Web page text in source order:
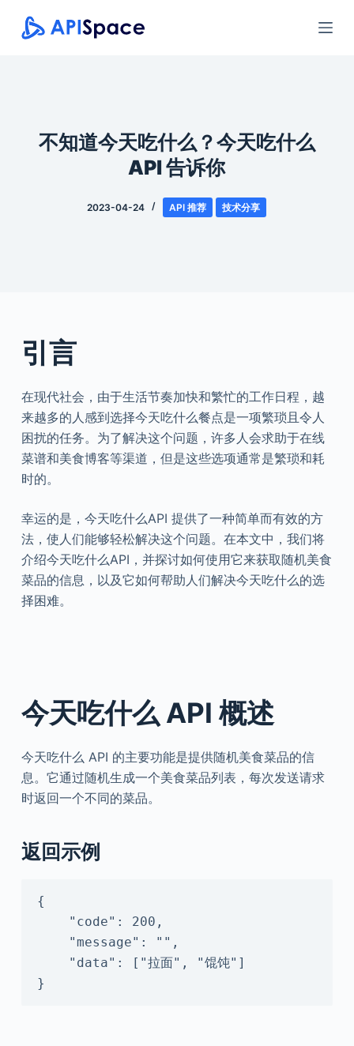
跳
过
不知道今天吃什么？今天吃什么
API 告诉你
2023-04-24 API 推荐 技术分享
引言
在现代社会，由于生活节奏加快和繁忙的工作日程，越
来越多的人感到选择今天吃什么餐点是一项繁琐且令人
困扰的任务。为了解决这个问题，许多人会求助于在线
菜谱和美食博客等渠道，但是这些选项通常是繁琐和耗
时的。
幸运的是，今天吃什么API 提供了一种简单而有效的方
法，使人们能够轻松解决这个问题。在本文中，我们将
介绍今天吃什么API，并探讨如何使用它来获取随机美食
菜品的信息，以及它如何帮助人们解决今天吃什么的选
择困难。
今天吃什么 API 概述
今天吃什么 API 的主要功能是提供随机美食菜品的信
息。它通过随机生成一个美食菜品列表，每次发送请求
时返回一个不同的菜品。
返回示例
{
}